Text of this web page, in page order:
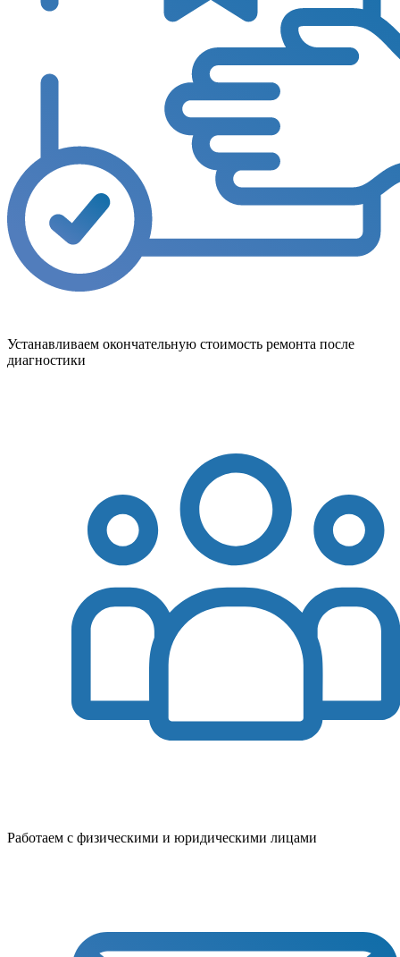
Устанавливаем окончательную стоимость ремонта после
диагностики
Работаем с физическими и юридическими лицами